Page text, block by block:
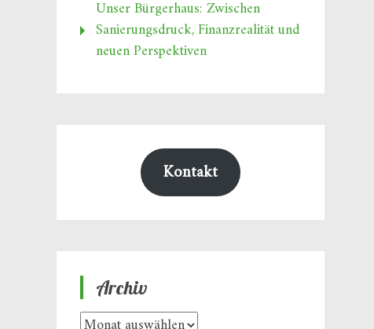
Unser Bürgerhaus: Zwischen
Sanierungsdruck, Finanzrealität und
neuen Perspektiven
Kontakt
Archiv
Archiv